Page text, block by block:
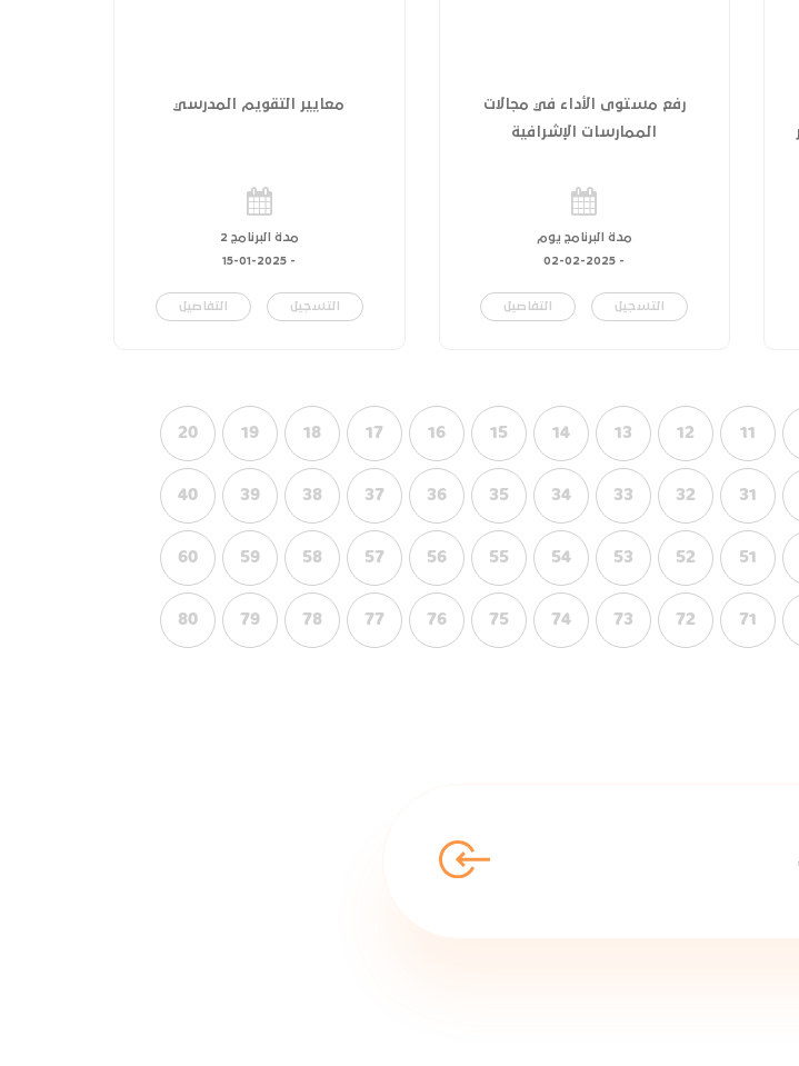
رفع مستوى الأداء في مجالات
الممارسات الإشرافية
مدة البرنامج يوم
-
02-02-2025
التسجيل التفاصيل
معايير التقويم المدرسي
مدة البرنامج 2
-
15-01-2025
التسجيل التفاصيل
11
12
13
14
15
16
17
18
19
20
31
32
33
34
35
36
37
38
39
40
51
52
53
54
55
56
57
58
59
60
71
72
73
74
75
76
77
78
79
80